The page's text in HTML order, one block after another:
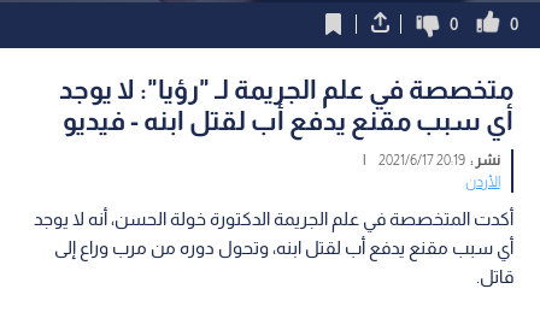
0
0
متخصصة في علم الجريمة لـ "رؤيا": لا يوجد
أي سبب مقنع يدفع أب لقتل ابنه - فيديو
نشر :20:19 2021/6/17
|
الأردن
أكدت المتخصصة في علم الجريمة الدكتورة خولة الحسن، أنه لا يوجد
أي سبب مقنع يدفع أب لقتل ابنه، وتحول دوره من مرب وراع إلى
قاتل.